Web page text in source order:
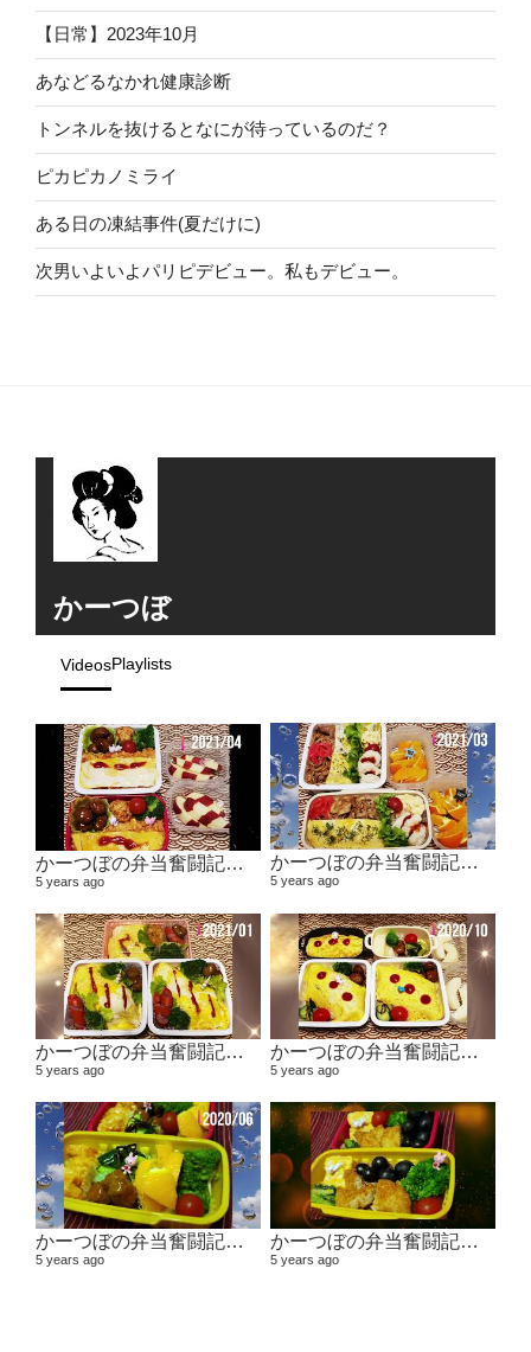
【日常】2023年10月
あなどるなかれ健康診断
トンネルを抜けるとなにが待っているのだ？
ピカピカノミライ
ある日の凍結事件(夏だけに)
次男いよいよパリピデビュー。私もデビュー。
かーつぼ
VideosPlaylists
5 years ago 5 years ago
かーつぼの弁当奮闘記その４ 【２０２０年１１月～２０２１年１月】
5 years ago
かーつぼの弁当奮闘記その３ 【２０２０年８・９月～１０月】
5 years ago
かーつぼの弁当奮闘記その２ 【２０２０年６月～７月】
5 years ago
かーつぼの弁当奮闘記その1 2020年４月～５月
5 years ago